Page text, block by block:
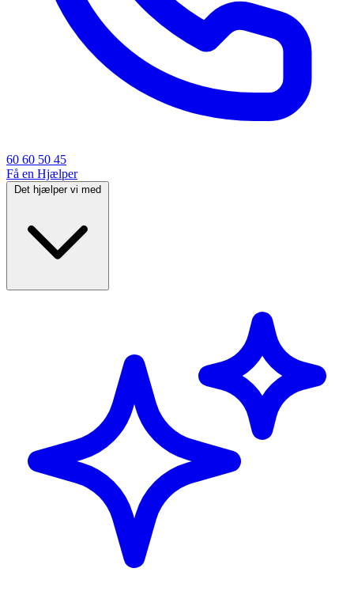
60 60 50 45
Få en Hjælper
Det hjælper vi med